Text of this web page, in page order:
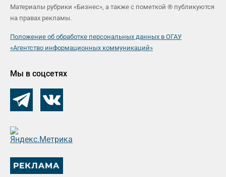
Материалы рубрики «Бизнес», а также с пометкой ® публикуются
на правах рекламы.
Положение об обработке персональных данных в ОГАУ
«Агентство информационных коммуникаций»
Мы в соцсетях